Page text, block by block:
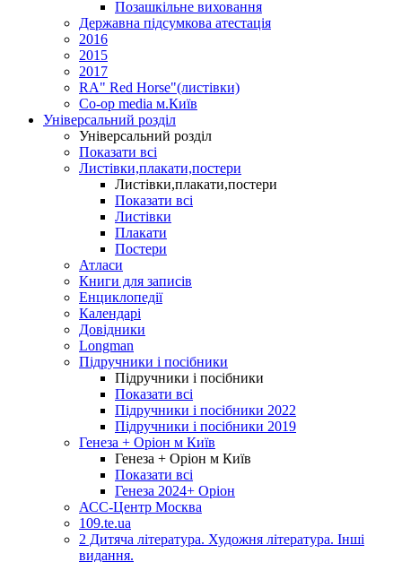
Позашкільне виховання
Державна підсумкова атестація
2016
2015
2017
RA" Red Horse"(листівки)
Co-op media м.Київ
Універсальний розділ
Універсальний розділ
Показати всі
Листівки,плакати,постери
Листівки,плакати,постери
Показати всі
Листівки
Плакати
Постери
Атласи
Книги для записів
Енциклопедії
Календарі
Довідники
Longman
Підручники і посібники
Підручники і посібники
Показати всі
Підручники і посібники 2022
Підручники і посібники 2019
Генеза + Оріон м Київ
Генеза + Оріон м Київ
Показати всі
Генеза 2024+ Оріон
АСС-Центр Москва
109.te.ua
2 Дитяча література. Художня література. Інші
видання.